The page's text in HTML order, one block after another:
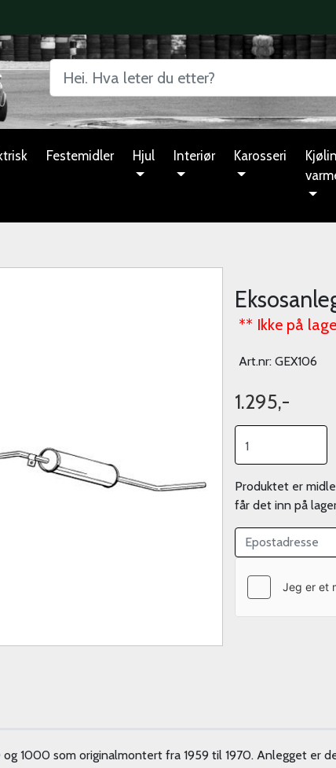
Festemidler Hjul Interiør Karosseri
** Ikke på
Art.nr: GEX106
1.295,-
Produktet er
får det inn på
1000 som originalmontert fra 1959 til 1970. Anlegget